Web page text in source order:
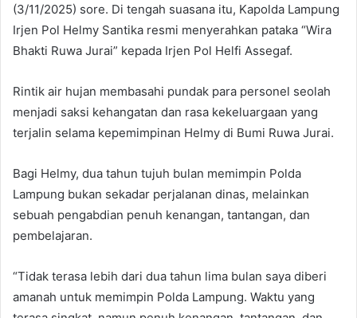
(3/11/2025) sore. Di tengah suasana itu, Kapolda Lampung
Irjen Pol Helmy Santika resmi menyerahkan pataka “Wira
Bhakti Ruwa Jurai” kepada Irjen Pol Helfi Assegaf.
Rintik air hujan membasahi pundak para personel seolah
menjadi saksi kehangatan dan rasa kekeluargaan yang
terjalin selama kepemimpinan Helmy di Bumi Ruwa Jurai.
Bagi Helmy, dua tahun tujuh bulan memimpin Polda
Lampung bukan sekadar perjalanan dinas, melainkan
sebuah pengabdian penuh kenangan, tantangan, dan
pembelajaran.
“Tidak terasa lebih dari dua tahun lima bulan saya diberi
amanah untuk memimpin Polda Lampung. Waktu yang